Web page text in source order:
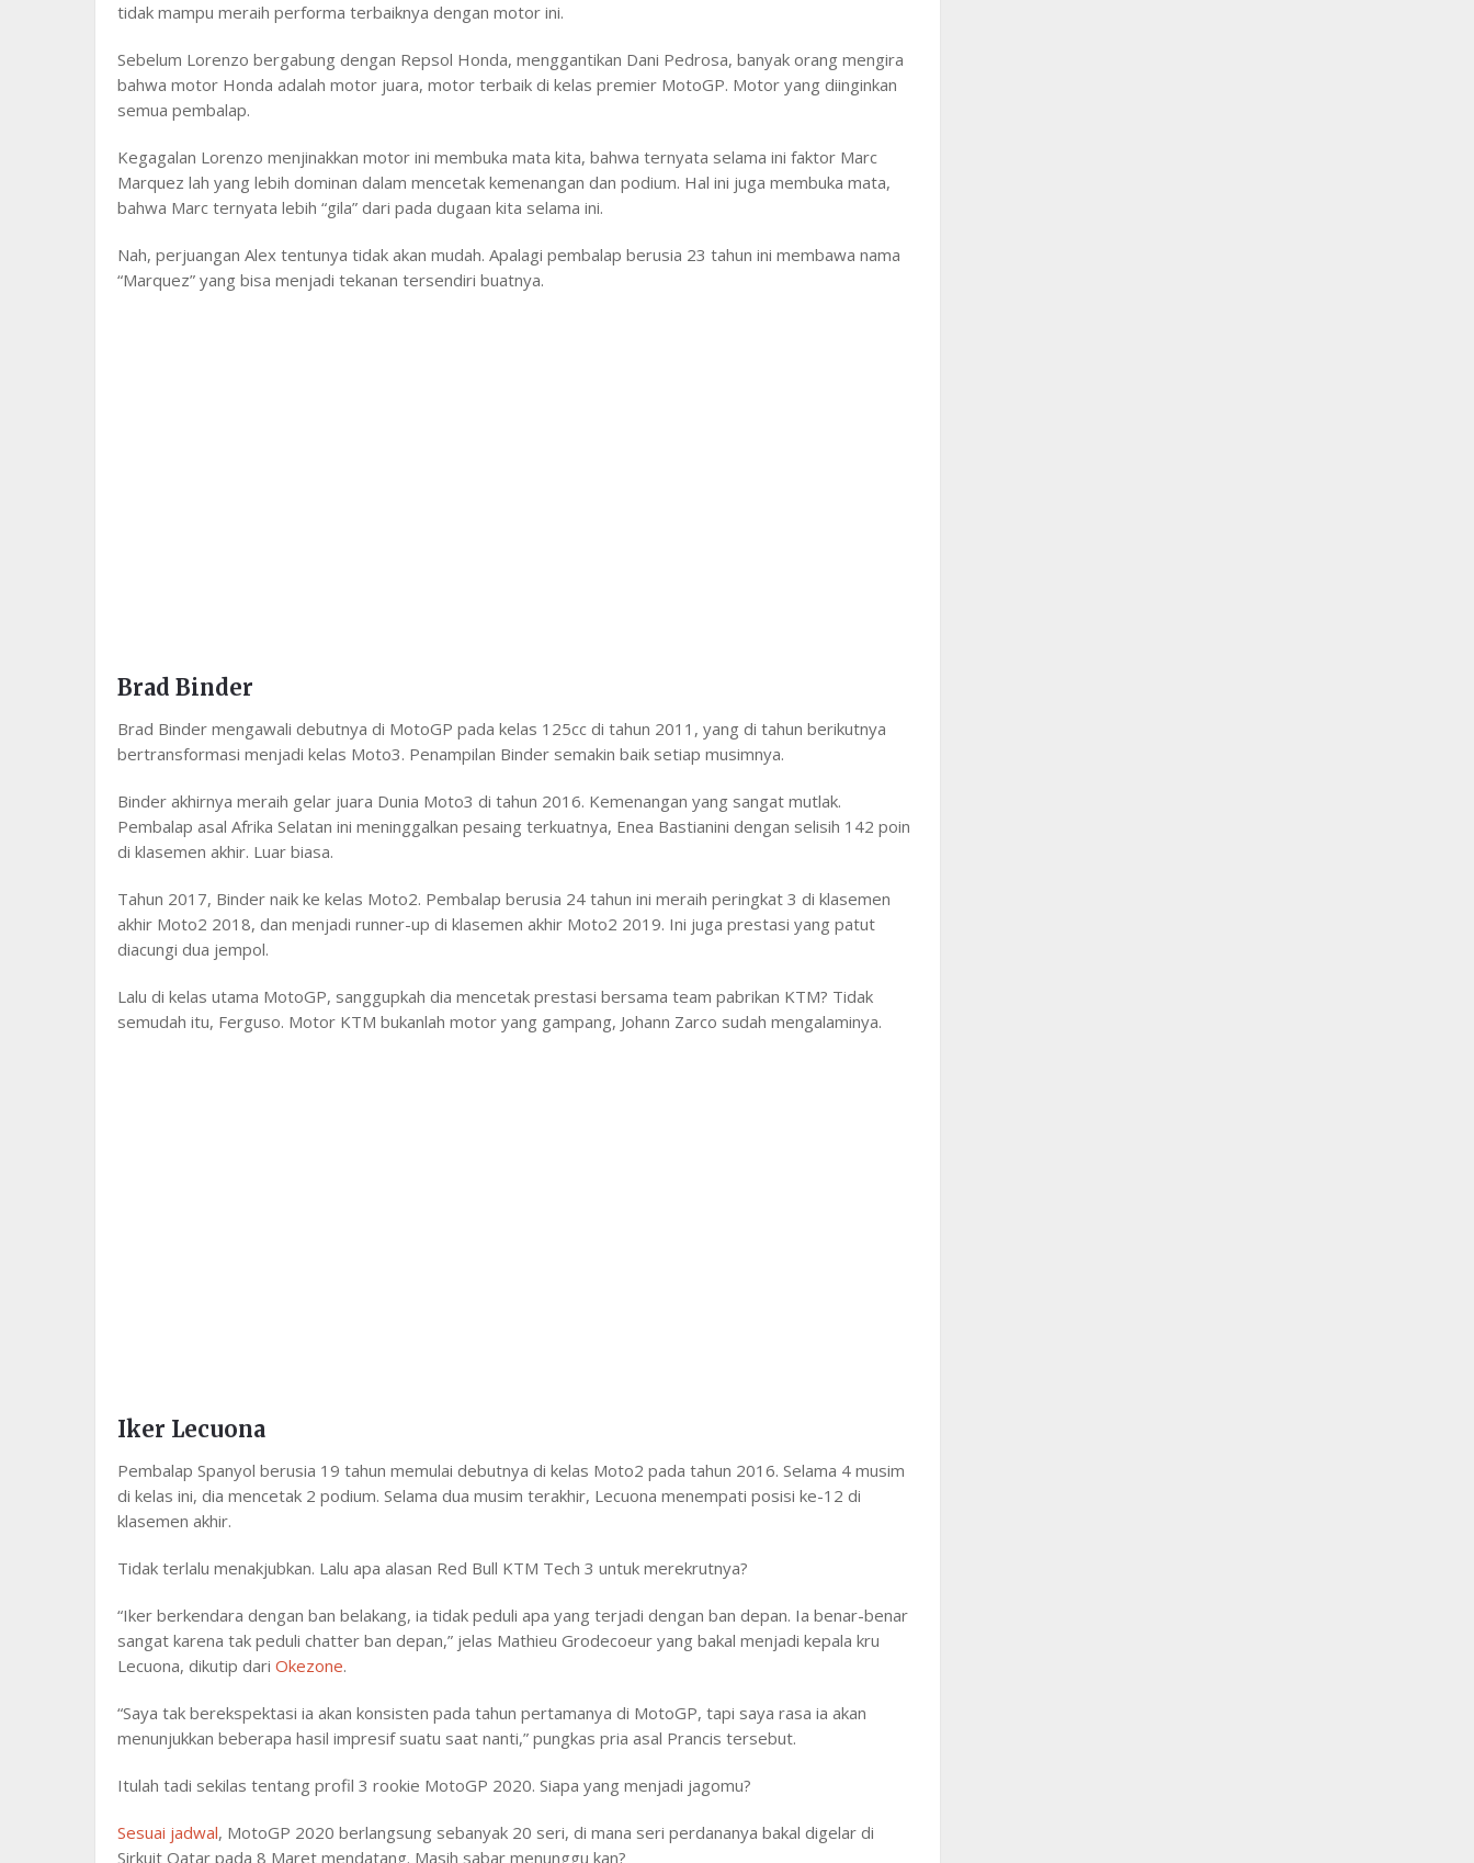
tidak mampu meraih performa terbaiknya dengan motor ini.
Sebelum Lorenzo bergabung dengan Repsol Honda, menggantikan Dani Pedrosa, banyak orang mengira
bahwa motor Honda adalah motor juara, motor terbaik di kelas premier MotoGP. Motor yang diinginkan
semua pembalap.
Kegagalan Lorenzo menjinakkan motor ini membuka mata kita, bahwa ternyata selama ini faktor Marc
Marquez lah yang lebih dominan dalam mencetak kemenangan dan podium. Hal ini juga membuka mata,
bahwa Marc ternyata lebih “gila” dari pada dugaan kita selama ini.
Nah, perjuangan Alex tentunya tidak akan mudah. Apalagi pembalap berusia 23 tahun ini membawa nama
“Marquez” yang bisa menjadi tekanan tersendiri buatnya.
Brad Binder
Brad Binder mengawali debutnya di MotoGP pada kelas 125cc di tahun 2011, yang di tahun berikutnya
bertransformasi menjadi kelas Moto3. Penampilan Binder semakin baik setiap musimnya.
Binder akhirnya meraih gelar juara Dunia Moto3 di tahun 2016. Kemenangan yang sangat mutlak.
Pembalap asal Afrika Selatan ini meninggalkan pesaing terkuatnya, Enea Bastianini dengan selisih 142 poin
di klasemen akhir. Luar biasa.
Tahun 2017, Binder naik ke kelas Moto2. Pembalap berusia 24 tahun ini meraih peringkat 3 di klasemen
akhir Moto2 2018, dan menjadi runner-up di klasemen akhir Moto2 2019. Ini juga prestasi yang patut
diacungi dua jempol.
Lalu di kelas utama MotoGP, sanggupkah dia mencetak prestasi bersama team pabrikan KTM? Tidak
semudah itu, Ferguso. Motor KTM bukanlah motor yang gampang, Johann Zarco sudah mengalaminya.
Iker Lecuona
Pembalap Spanyol berusia 19 tahun memulai debutnya di kelas Moto2 pada tahun 2016. Selama 4 musim
di kelas ini, dia mencetak 2 podium. Selama dua musim terakhir, Lecuona menempati posisi ke-12 di
klasemen akhir.
Tidak terlalu menakjubkan. Lalu apa alasan Red Bull KTM Tech 3 untuk merekrutnya?
“Iker berkendara dengan ban belakang, ia tidak peduli apa yang terjadi dengan ban depan. Ia benar-benar
sangat karena tak peduli chatter ban depan,” jelas Mathieu Grodecoeur yang bakal menjadi kepala kru
Lecuona, dikutip dari Okezone.
“Saya tak berekspektasi ia akan konsisten pada tahun pertamanya di MotoGP, tapi saya rasa ia akan
menunjukkan beberapa hasil impresif suatu saat nanti,” pungkas pria asal Prancis tersebut.
Itulah tadi sekilas tentang profil 3 rookie MotoGP 2020. Siapa yang menjadi jagomu?
Sesuai jadwal, MotoGP 2020 berlangsung sebanyak 20 seri, di mana seri perdananya bakal digelar di
Sirkuit Qatar pada 8 Maret mendatang. Masih sabar menunggu kan?